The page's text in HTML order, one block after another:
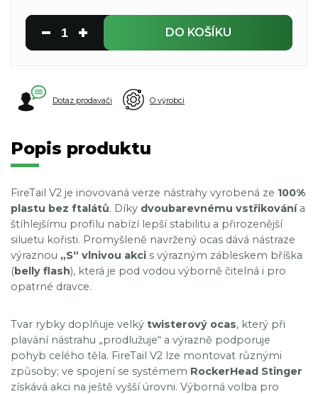
DO KOŠÍKU
Dotaz prodavači O výrobci
Popis produktu
FireTail V2 je inovovaná verze nástrahy vyrobená ze 100%
plastu bez ftalátů. Díky dvoubarevnému vstřikovánía
štíhlejšímu profilu nabízí lepší stabilitu a přirozenější
siluetu kořisti. Promyšleně navržený ocas dává nástraze
výraznou „S“ vlnivou akci s výrazným zábleskem bříška
(belly flash), která je pod vodou výborně čitelná i pro
opatrné dravce.
Tvar rybky doplňuje velký twisterový ocas, který při
plavání nástrahu „prodlužuje“ a výrazně podporuje
pohyb celého těla. FireTail V2 lze montovat různými
způsoby; ve spojení se systémem RockerHead Stinger
získává akci na ještě vyšší úrovni. Výborná volba pro